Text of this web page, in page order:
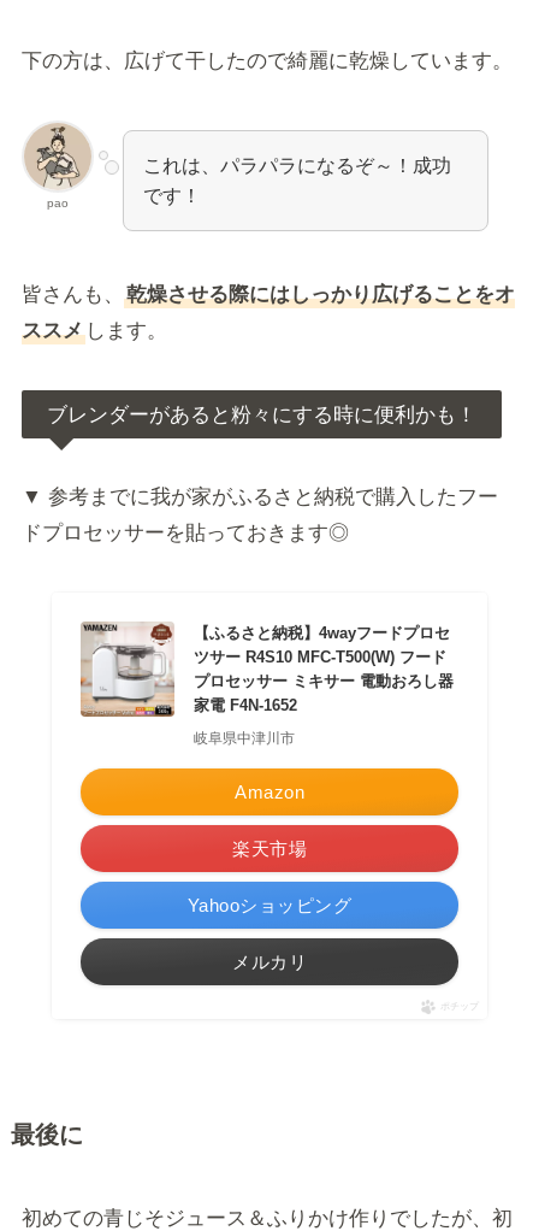
下の方は、広げて干したので綺麗に乾燥しています。
pao
これは、パラパラになるぞ～！成功
です！
皆さんも、
乾燥させる際にはしっかり広げることをオ
ススメします。
ブレンダーがあると粉々にする時に便利かも！
▼ 参考までに我が家がふるさと納税で購入したフー
ドプロセッサーを貼っておきます◎
【ふるさと納税】4wayフードプロセ
ツサー R4S10 MFC-T500(W) フード
プロセッサー ミキサー 電動おろし器
家電 F4N-1652
岐阜県中津川市
Amazon
楽天市場
Yahooショッピング
メルカリ
ポチップ
最後に
初めての青じそジュース＆ふりかけ作りでしたが、初